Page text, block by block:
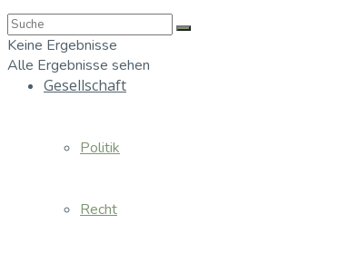
Gesellschaft
Politik
Recht
Keine Ergebnisse
Alle Ergebnisse sehen